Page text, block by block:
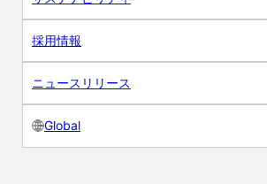
採用情報
ニュースリリース
Global